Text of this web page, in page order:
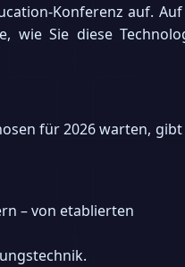
Konferenz auf.
wie Sie diese
für 2026 warten, gibt
– von etablierten